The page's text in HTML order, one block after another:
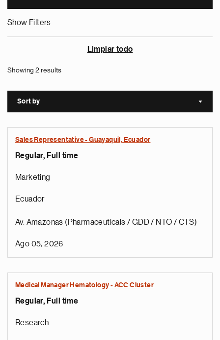
Show Filters
Limpiar todo
Showing 2 results
Sort by Sort
Sales Representative - Guayaquil, Ecuador
Regular, Full time
Marketing
Ecuador
Av. Amazonas (Pharmaceuticals / GDD / NTO / CTS)
Ago 05, 2026
Medical Manager Hematology - ACC Cluster
Regular, Full time
Research